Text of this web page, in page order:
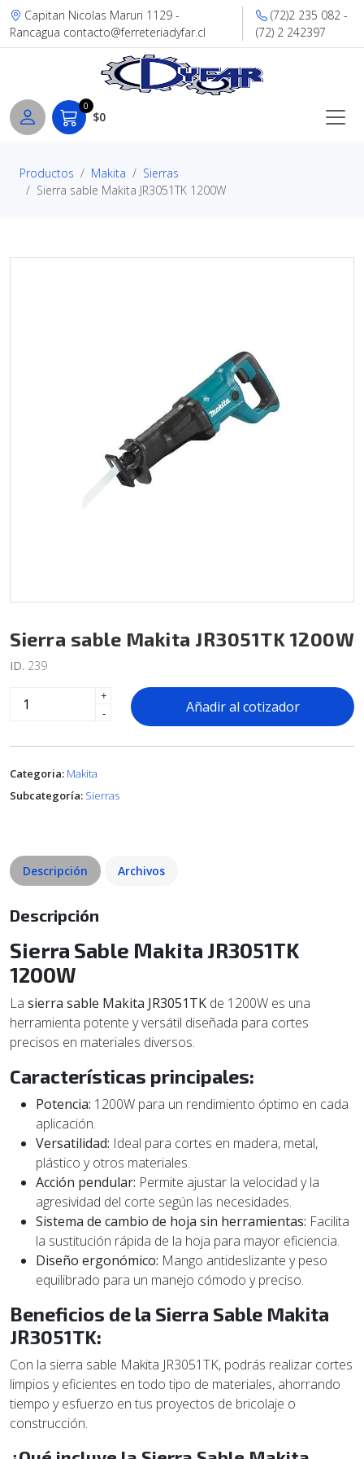
Capitan Nicolas Maruri 1129 -
Rancagua contacto@ferreteriadyfar.cl
(72)2 235 082 -
(72) 2 242397
0
$0
Productos Makita
Sierras
Sierra sable Makita JR3051TK 1200W
Sierra sable Makita JR3051TK 1200W
ID. 239
+
-
Añadir al cotizador
Categoria: Makita
Subcategoría: Sierras
Descripción Archivos
Descripción
Sierra Sable Makita JR3051TK
1200W
La sierra sable Makita JR3051TK de 1200W es una
herramienta potente y versátil diseñada para cortes
precisos en materiales diversos.
Características principales:
Potencia: 1200W para un rendimiento óptimo en cada
aplicación.
Versatilidad: Ideal para cortes en madera, metal,
plástico y otros materiales.
Acción pendular: Permite ajustar la velocidad y la
agresividad del corte según las necesidades.
Sistema de cambio de hoja sin herramientas: Facilita
la sustitución rápida de la hoja para mayor eficiencia.
Diseño ergonómico: Mango antideslizante y peso
equilibrado para un manejo cómodo y preciso.
Beneficios de la Sierra Sable Makita
JR3051TK:
Con la sierra sable Makita JR3051TK, podrás realizar cortes
limpios y eficientes en todo tipo de materiales, ahorrando
tiempo y esfuerzo en tus proyectos de bricolaje o
construcción.